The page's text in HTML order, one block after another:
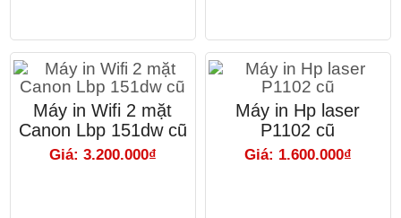
Máy in Wifi 2 mặt
Canon Lbp 151dw cũ
Giá: 3.200.000₫
Máy in Hp laser
P1102 cũ
Giá: 1.600.000₫